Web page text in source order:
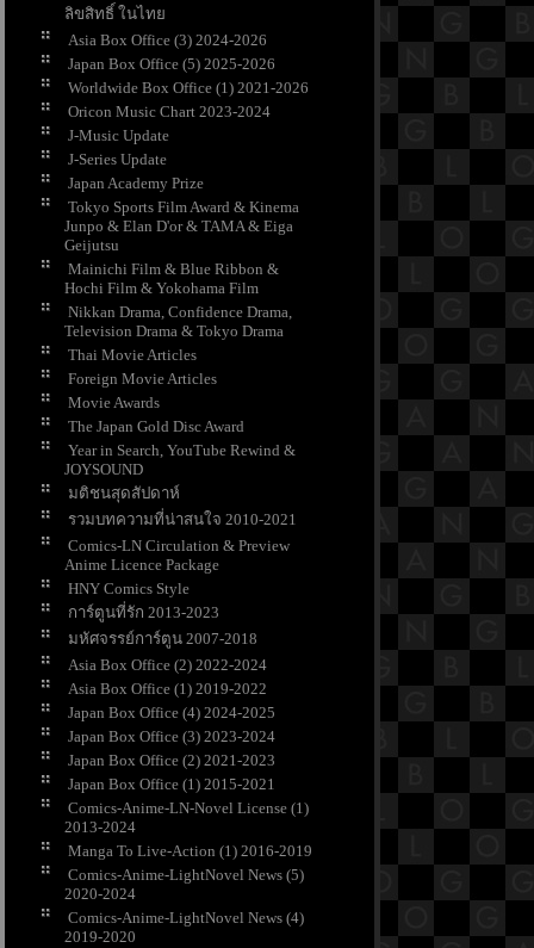
ลิขสิทธิ์ ในไท
Asia Box Office (3) 2024-2026
Japan Box Office (5) 2025-2026
Worldwide Box Office (1) 2021-2026
Oricon Music Chart 2023-2024
J-Music Update
J-Series Update
Japan Academy Prize
Tokyo Sports Film Award & Kinema
Junpo & Elan D'or & TAMA & Eiga
Geijutsu
Mainichi Film & Blue Ribbon &
Hochi Film & Yokohama Film
Nikkan Drama, Confidence Drama,
Television Drama & Tokyo Drama
Thai Movie Articles
Foreign Movie Articles
Movie Awards
The Japan Gold Disc Award
Year in Search, YouTube Rewind &
JOYSOUND
มติชนสุดสัปดาห์
รวมบทความที่น่าสนใจ 2010-2021
Comics-LN Circulation & Preview
Anime Licence Package
HNY Comics Style
การ์ตูนที่รัก 2013-2023
มหัศจรรย์การ์ตูน 2007-2018
Asia Box Office (2) 2022-2024
Asia Box Office (1) 2019-2022
Japan Box Office (4) 2024-2025
Japan Box Office (3) 2023-2024
Japan Box Office (2) 2021-2023
Japan Box Office (1) 2015-2021
Comics-Anime-LN-Novel License (1)
2013-2024
Manga To Live-Action (1) 2016-2019
Comics-Anime-LightNovel News (5)
2020-2024
Comics-Anime-LightNovel News (4)
2019-2020